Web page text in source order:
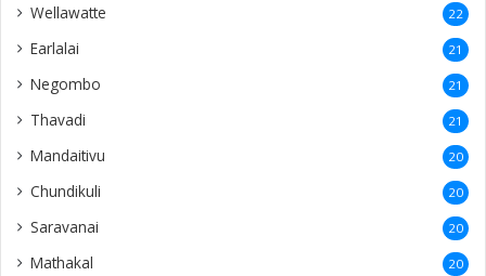
Wellawatte 22
Earlalai 21
Negombo 21
Thavadi 21
Mandaitivu 20
Chundikuli 20
Saravanai 20
Mathakal 20